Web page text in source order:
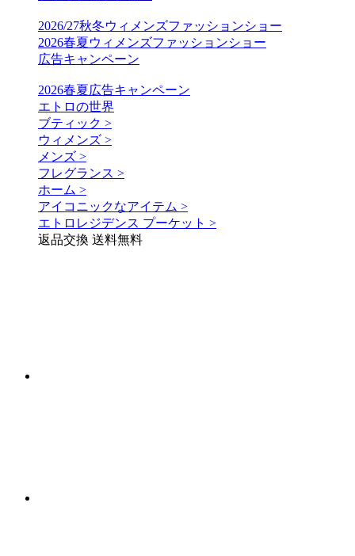
2026/27秋冬ウィメンズファッションショー
2026春夏ウィメンズファッションショー
広告キャンペーン
2026春夏広告キャンペーン
エトロの世界
ブティック >
ウィメンズ >
メンズ >
フレグランス >
ホーム >
アイコニックなアイテム >
エトロレジデンス プーケット >
返品交換 送料無料